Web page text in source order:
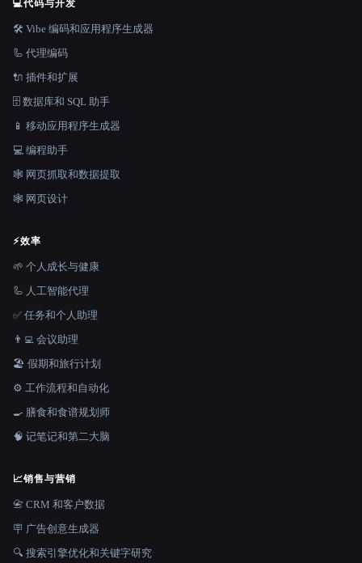
💻代码与开发
🛠️ Vibe 编码和应用程序生成器
🦾 代理编码
🔌 插件和扩展
🗄️ 数据库和 SQL 助手
📱 移动应用程序生成器
💻 编程助手
🕸️ 网页抓取和数据提取
🕸 网页设计
⚡效率
🌱 个人成长与健康
🦾 人工智能代理
✅ 任务和个人助理
👨‍💻 会议助理
🏖 假期和旅行计划
⚙️ 工作流程和自动化
🍳 膳食和食谱规划师
🧠 记笔记和第二大脑
📈销售与营销
📇 CRM 和客户数据
🪧 广告创意生成器
🔍 搜索引擎优化和关键字研究